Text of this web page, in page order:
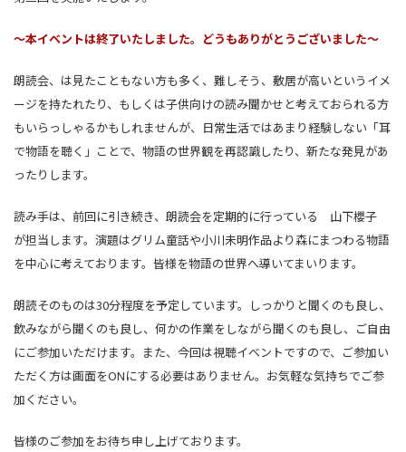
～本イベントは終了いたしました。どうもありがとうございました～
朗読会、は見たこともない方も多く、難しそう、敷居が高いというイメ
ージを持たれたり、もしくは子供向けの読み聞かせと考えておられる方
もいらっしゃるかもしれませんが、日常生活ではあまり経験しない「耳
で物語を聴く」ことで、物語の世界観を再認識したり、新たな発見があ
ったりします。
読み手は、前回に引き続き、朗読会を定期的に行っている 山下櫻子
が担当します。演題はグリム童話や小川未明作品より森にまつわる物語
を中心に考えております。皆様を物語の世界へ導いてまいります。
朗読そのものは30分程度を予定しています。しっかりと聞くのも良し、
飲みながら聞くのも良し、何かの作業をしながら聞くのも良し、ご自由
にご参加いただけます。また、今回は視聴イベントですので、ご参加い
ただく方は画面をONにする必要はありません。お気軽な気持ちでご参
加ください。
皆様のご参加をお待ち申し上げております。